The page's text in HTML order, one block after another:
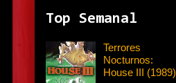
Top Semanal
Terrores
Nocturnos:
House III (1989)